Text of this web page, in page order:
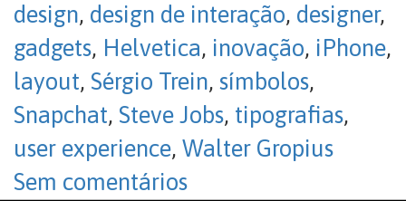
design, design de interação, designer,
gadgets, Helvetica, inovação, iPhone,
layout, Sérgio Trein, símbolos,
Snapchat, Steve Jobs, tipografias,
user experience, Walter Gropius
Sem comentários